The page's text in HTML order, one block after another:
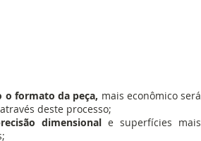
o formato da peça, mais econômico será
deste processo;
dimensional e superfícies mais